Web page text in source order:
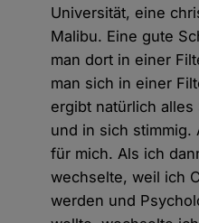
Universität, eine
Malibu. Eine gute
man dort in einer
man sich in einer
ergibt natürlich
und in sich stimmig.
für mich. Als ich
wechselte, weil ich
werden und